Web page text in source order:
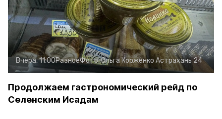
Вчера, 11:00РазноеФото:Ольга Корженко Астрахань 24
Продолжаем гастрономический рейд по
Селенским Исадам